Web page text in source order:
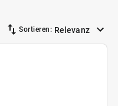
Sortieren: Relevanz